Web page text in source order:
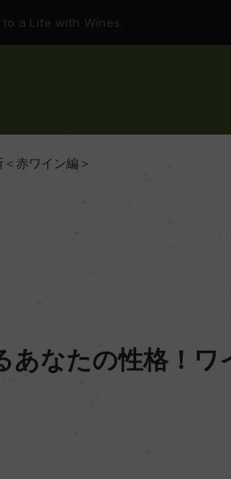
a Life with Wines.
赤ワイン編＞
あなたの性格！ワ